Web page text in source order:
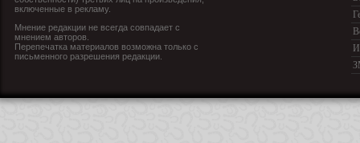
включенные в рекламу.
Мнение редакции не всегда совпадает с
мнением авторов.
Перепечатка материалов возможна только с
письменного разрешения редакции.